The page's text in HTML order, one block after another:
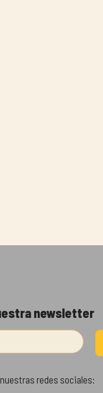
newsletter
redes sociales: